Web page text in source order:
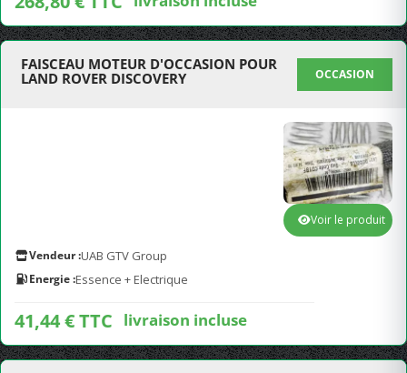
FAISCEAU MOTEUR D'OCCASION POUR
LAND ROVER DISCOVERY
OCCASION
Vendeur :UAB GTV Group
Energie :Essence + Electrique
41,44 € TTC livraison incluse
Voir le produit